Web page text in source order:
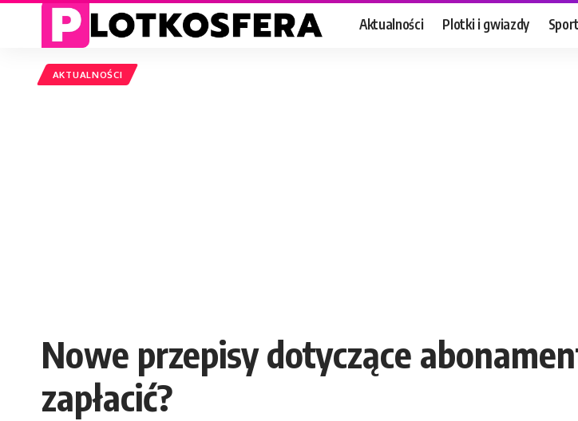
Aktualności Plotki i gwiazdy Sport
AKTUALNOŚCI
Nowe przepisy dotyczące
zapłacić?